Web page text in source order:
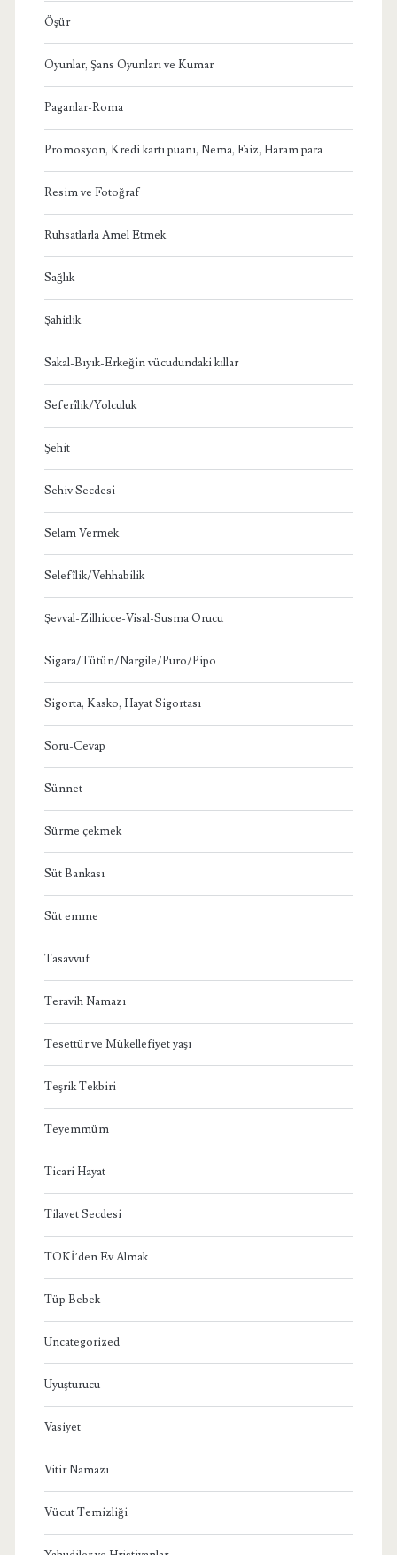
Öşür
Oyunlar, Şans Oyunları ve Kumar
Paganlar-Roma
Promosyon, Kredi kartı puanı, Nema, Faiz, Haram para
Resim ve Fotoğraf
Ruhsatlarla Amel Etmek
Sağlık
Şahitlik
Sakal-Bıyık-Erkeğin vücudundaki kıllar
Seferîlik/Yolculuk
Şehit
Sehiv Secdesi
Selam Vermek
Selefîlik/Vehhabilik
Şevval-Zilhicce-Visal-Susma Orucu
Sigara/Tütün/Nargile/Puro/Pipo
Sigorta, Kasko, Hayat Sigortası
Soru-Cevap
Sünnet
Sürme çekmek
Süt Bankası
Süt emme
Tasavvuf
Teravih Namazı
Tesettür ve Mükellefiyet yaşı
Teşrik Tekbiri
Teyemmüm
Ticari Hayat
Tilavet Secdesi
TOKİ’den Ev Almak
Tüp Bebek
Uncategorized
Uyuşturucu
Vasiyet
Vitir Namazı
Vücut Temizliği